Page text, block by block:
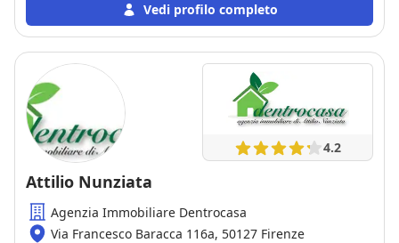
Vedi profilo completo
4.2
Attilio Nunziata
Agenzia Immobiliare Dentrocasa
Via Francesco Baracca 116a, 50127 Firenze